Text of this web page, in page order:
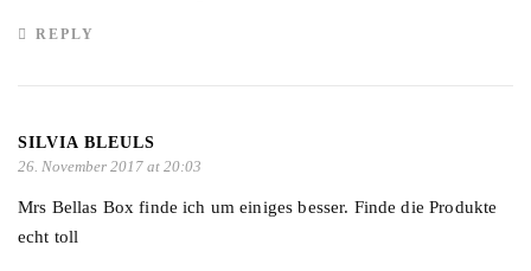
REPLY
SILVIA BLEULS
26. November 2017 at 20:03
Mrs Bellas Box finde ich um einiges besser. Finde die Produkte
echt toll